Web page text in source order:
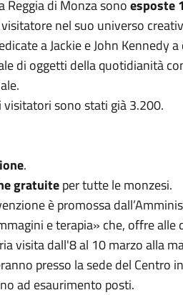
Reggia di Monza sonoesposte
nel suo universo
a Jackie e John
di oggetti della quotidianità
sono stati già 3.200.
.
gratuiteper tutte le monzesi.
è promossa
e terapia» che, offre alle
visita dall'8 al 10 marzo alla
presso la sede del Centro
ad esaurimento posti.